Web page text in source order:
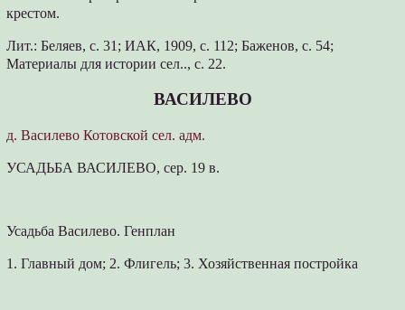
крестом.
Лит.: Беляев, с. 31; ИАК, 1909, с. 112; Баженов, с. 54;
Материалы для истории сел.., с. 22.
ВАСИЛЕВО
д. Василево Котовской сел. адм.
УСАДЬБА ВАСИЛЕВО, сер. 19 в.
Усадьба Василево. Генплан
1. Главный дом; 2. Флигель; 3. Хозяйственная постройка